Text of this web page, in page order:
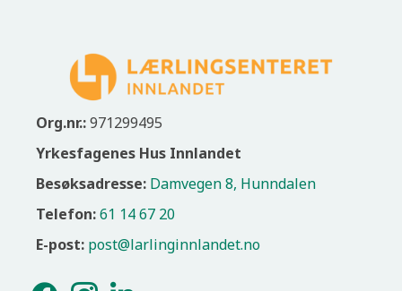
Org.nr.:971299495
Yrkesfagenes Hus Innlandet
Besøksadresse: Damvegen 8, Hunndalen
Telefon:61 14 67 20
E-post: post@larlinginnlandet.no